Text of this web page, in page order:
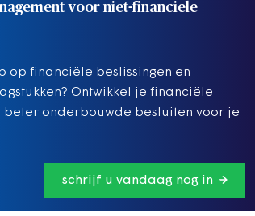
voor niet-financiele
op financiële beslissingen en
Ontwikkel je financiële
beter onderbouwde besluiten voor je
schrijf u vandaag nog in